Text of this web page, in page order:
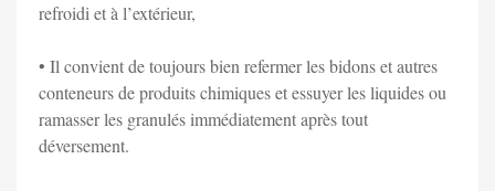
refroidi et à l’extérieur,
• Il convient de toujours bien refermer les bidons et autres
conteneurs de produits chimiques et essuyer les liquides ou
ramasser les granulés immédiatement après tout
déversement.